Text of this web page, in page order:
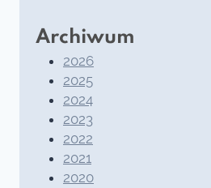
Archiwum
2026
2025
2024
2023
2022
2021
2020